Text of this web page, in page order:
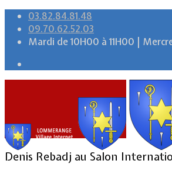
03.82.84.81.48
09.70.62.52.03
Mardi de 10H00 à 11H00 |
Denis Rebadj au Salon